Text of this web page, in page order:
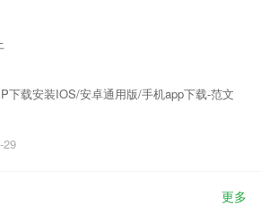
下载安装IOS/安卓通用版/手机app下载-范文
29
更多